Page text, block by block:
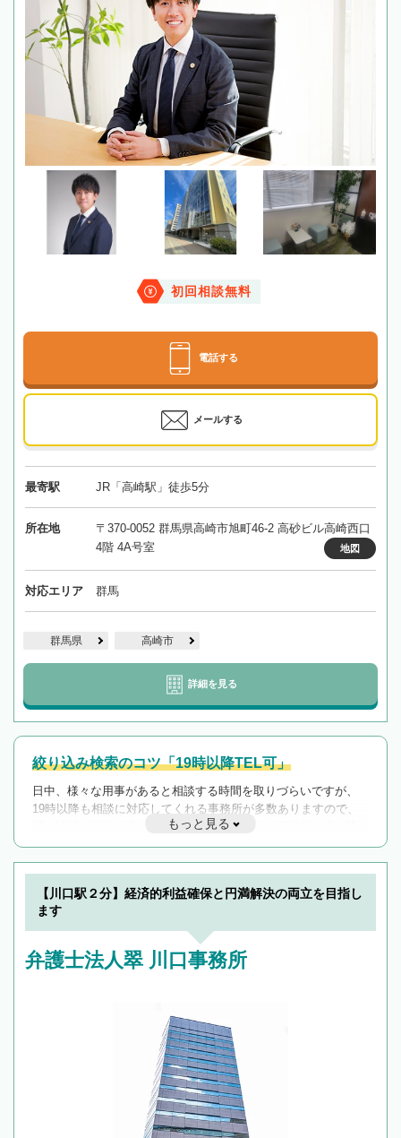
初回相談無料
電話する
メールする
最寄駅 JR「高崎駅」徒歩5分
所在地
〒370-0052 群馬県高崎市旭町46-2 高砂ビル高崎西口
4階 4A号室
地図
対応エリア 群馬
群馬県 高崎市
詳細を見る
絞り込み検索のコツ「19時以降TEL可」
日中、様々な用事があると相談する時間を取りづらいですが、
19時以降も相談に対応してくれる事務所が多数ありますので、
遅い時間の相談が増えそうな場合はそのような事務所に絞り込
んで検索してみましょう。
19時以降TEL可の条件
を加えて再検索
もっと見る
【川口駅２分】経済的利益確保と円満解決の両立を目指し
ます
弁護士法人翠 川口事務所